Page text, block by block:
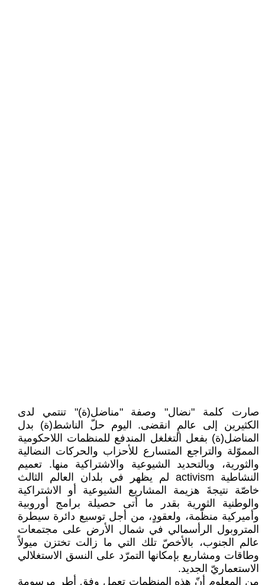
صارت كلمة "نضال" وصفة "مناضل(ة)" تنتمي لدى
الكثيرين إلى عالمٍ انقضى. اليوم حلّ الناشط(ة) بدل
المناضل(ة) بفعل التغلغل المندفع للمنظمات اللاحكومية
المموّلة والتراجع المتسارع للأحزاب والحركات النضالية
والثورية، وبالتحديد الشيوعية والاشتراكية منها. تعميم
النشاطية activism لم يظهر في بلدان العالم الثالث
خاصّة نتيجةَ هزيمة المشاريع الشيوعية أو الاشتراكية
والوطنية الثورية بقدر ما أتى حصيلة برامج أوروبية
وأميركية منظّمة، ولعقودٍ، من أجل توسيع دائرة سيطرة
المتروبول الرأسمالي في شمال الأرض على مجتمعات
عالم الجنوب، بالأخصّ تلك التي ما زالت تختزن ميولاً
وطاقات ومشاريع بإمكانها التمرّد على النسق الاستغلالي
الاستعماريّ الجديد.
من المعلوم أنّ هذه المنظمات تعمل وفق أطر مرسومة